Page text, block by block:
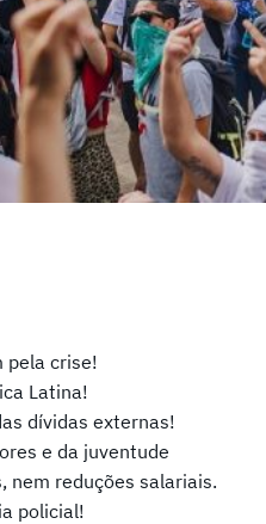
pela crise!
Latina!
dívidas externas!
e da juventude
nem reduções salariais.
policial!